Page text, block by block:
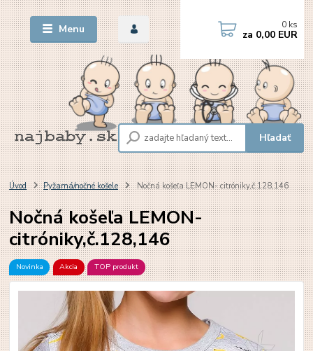
Menu
Hľadať
0 ks
za 0,00 EUR
Úvod Pyžamá/nočné košele Nočná košeľa LEMON- citróniky,č.128,146
Nočná košeľa LEMON-
citróniky,č.128,146
Novinka Akcia TOP produkt